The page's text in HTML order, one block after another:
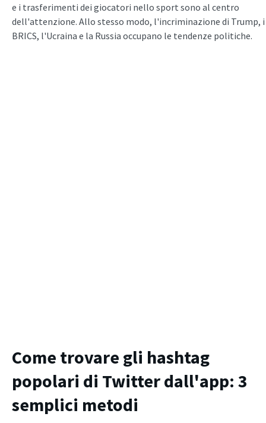
e i trasferimenti dei giocatori nello sport sono al centro
dell'attenzione. Allo stesso modo, l'incriminazione di Trump, i
BRICS, l'Ucraina e la Russia occupano le tendenze politiche.
Come trovare gli hashtag
popolari di Twitter dall'app: 3
semplici metodi